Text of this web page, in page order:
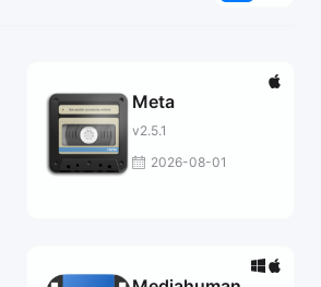
Meta
v2.5.1
2026-08-01